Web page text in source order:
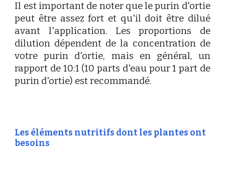
Il est important de noter que le purin d'ortie
peut être assez fort et qu'il doit être dilué
avant l'application. Les proportions de
dilution dépendent de la concentration de
votre purin d'ortie, mais en général, un
rapport de 10:1 (10 parts d'eau pour 1 part de
purin d'ortie) est recommandé.
Les éléments nutritifs dont les plantes ont
besoins